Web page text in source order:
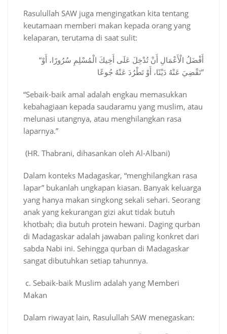
Rasulullah SAW juga mengingatkan kita tentang
keutamaan memberi makan kepada orang yang
kelaparan, terutama di saat sulit:
“أَفْضَلُ الْأَعْمَالِ أَنْ تُدْخِلَ عَلَى أَخِيكَ الْمُسْلِمِ سُرُورًا، أَوْ
تَقْضِيَ عَنْهُ دَيْنًا، أَوْ تَطْرُدَ عَنْهُ جُوعًا”
“Sebaik-baik amal adalah engkau memasukkan
kebahagiaan kepada saudaramu yang muslim, atau
melunasi utangnya, atau menghilangkan rasa
laparnya.”
(HR. Thabrani, dihasankan oleh Al-Albani)
Dalam konteks Madagaskar, “menghilangkan rasa
lapar” bukanlah ungkapan kiasan. Banyak keluarga
yang hanya makan singkong sekali sehari. Seorang
anak yang kekurangan gizi akut tidak butuh
khotbah; dia butuh protein hewani. Daging qurban
di Madagaskar adalah jawaban paling konkret dari
sabda Nabi ini. Sehingga qurban di Madagaskar
sangat dibutuhkan setiap tahunnya.
c. Sebaik-baik Muslim adalah yang Memberi
Makan
Dalam riwayat lain, Rasulullah SAW menegaskan: